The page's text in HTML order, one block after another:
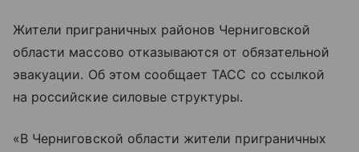
Жители приграничных районов Черниговской
области массово отказываются от обязательной
эвакуации. Об этом сообщает ТАСС со ссылкой
на российские силовые структуры.
«В Черниговской области жители приграничных